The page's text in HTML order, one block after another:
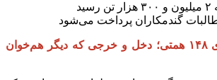
گندمکاران پرداخت می‌شود
پرده‌برداری از کسری ۱۴۸ همتی؛ دخل و خرجی که دیگر هم‌خوان